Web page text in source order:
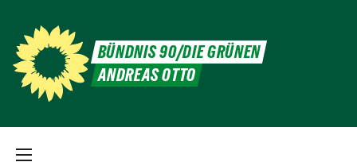
BÜNDNIS 90/DIE GRÜNEN
ANDREAS OTTO